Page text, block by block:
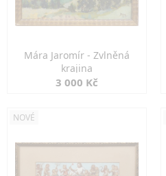
Mára Jaromír - Zvlněná
krajina
3 000 Kč
NOVÉ